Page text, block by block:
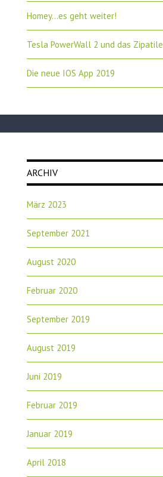
Homey…es geht weiter!
Tesla PowerWall 2 und das Zipatile
Die neue IOS App 2019
ARCHIV
März 2023
September 2021
August 2020
Februar 2020
September 2019
August 2019
Juni 2019
Februar 2019
Januar 2019
April 2018